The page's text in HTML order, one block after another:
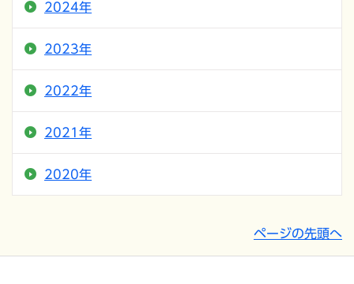
2024年
2023年
2022年
2021年
2020年
ページの先頭へ